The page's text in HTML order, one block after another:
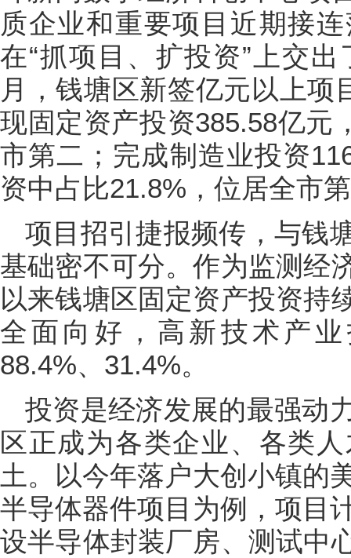
质企业和重要项目近期接
在“抓项目、扩投资”上交
月，钱塘区新签亿元以上项
现固定资产投资385.58亿元
市第二；完成制造业投资
资中占比21.8%，位居全市
项目招引捷报频传，与钱
基础密不可分。作为监测经
以来钱塘区固定资产投资持
全面向好，高新技术产
88.4%、31.4%。
投资是经济发展的最强动
区正成为各类企业、各类
土。以今年落户大创小镇的
半导体器件项目为例，项目
设半导体封装厂房、测试中